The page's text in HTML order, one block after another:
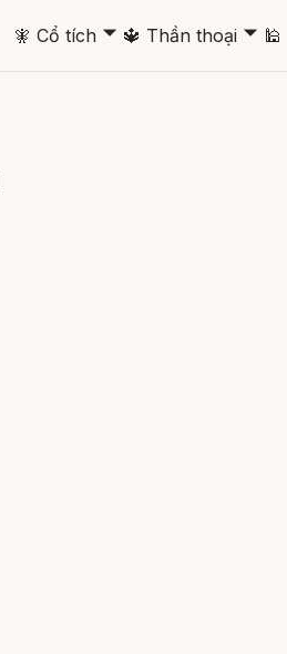
🧚 Cổ tích 🞃 🔱 Thần thoại 🞃 🕌